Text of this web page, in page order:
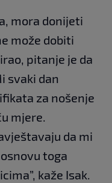
mora donijeti
može dobiti
pitanje je da
svaki dan
za nošenje
mjere.
da mi
toga
kaže Isak.